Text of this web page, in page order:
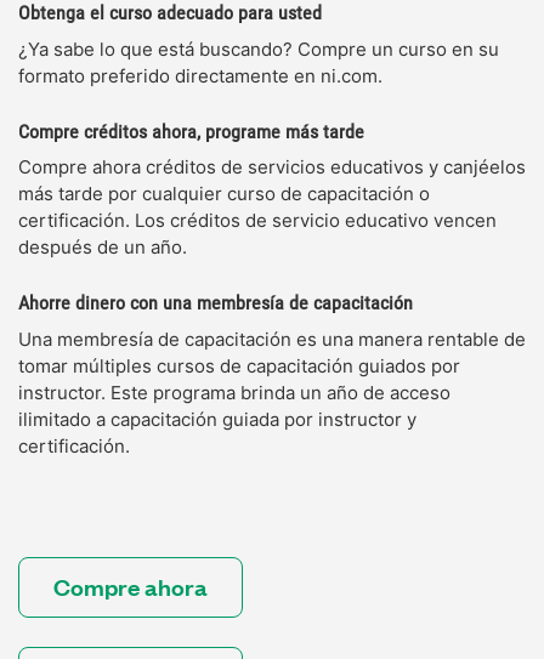
Obtenga el curso adecuado para usted
¿Ya sabe lo que está buscando? Compre un curso en su
formato preferido directamente en ni.com.
Compre créditos ahora, programe más tarde
Compre ahora créditos de servicios educativos y canjéelos
más tarde por cualquier curso de capacitación o
certificación. Los créditos de servicio educativo vencen
después de un año.
Ahorre dinero con una membresía de capacitación
Una membresía de capacitación es una manera rentable de
tomar múltiples cursos de capacitación guiados por
instructor. Este programa brinda un año de acceso
ilimitado a capacitación guiada por instructor y
certificación.
Compre ahora